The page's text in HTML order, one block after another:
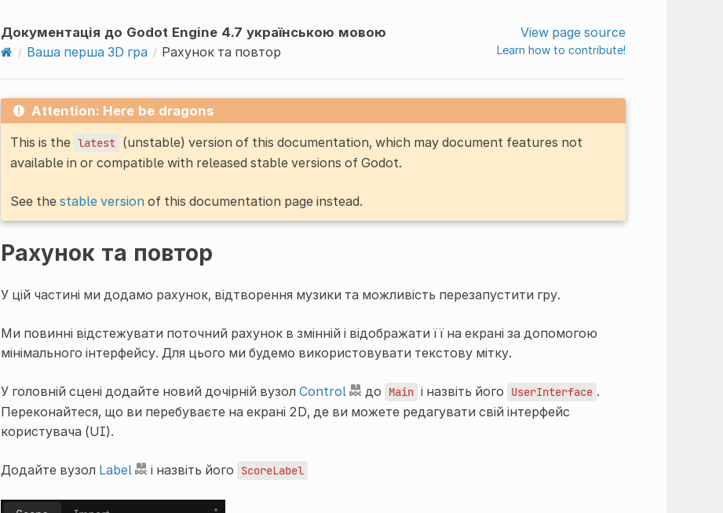
Документація до Godot Engine 4.7 українською мовою
Ваша перша 3D гра
Рахунок та повтор
View page source
Learn how to contribute!
Attention: Here be dragons
This is the latest (unstable) version of this documentation, which may document features not
available in or compatible with released stable versions of Godot.
See the stable versionof this documentation page instead.
Рахунок та повтор
У цій частині ми додамо рахунок, відтворення музики та можливість перезапустити гру.
Ми повинні відстежувати поточний рахунок в змінній і відображати її на екрані за допомогою
мінімального інтерфейсу. Для цього ми будемо використовувати текстову мітку.
У головній сцені додайте новий дочірній вузол Control до Main і назвіть його UserInterface .
Переконайтеся, що ви перебуваєте на екрані 2D, де ви можете редагувати свій інтерфейс
користувача (UI).
Додайте вузол Label і назвіть його ScoreLabel